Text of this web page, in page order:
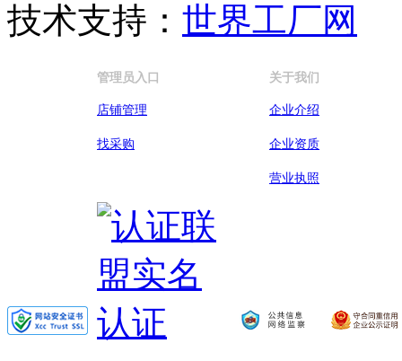
技术支持： 世界工厂网
管理员入口
店铺管理
找采购
关于我们
企业介绍
企业资质
营业执照